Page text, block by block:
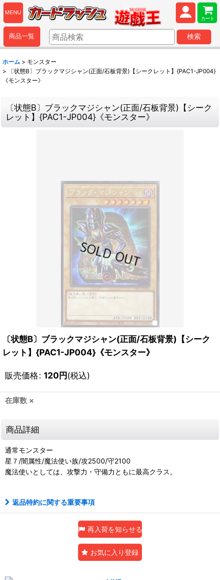
MENU
カート
商品一覧 検索
ホーム > モンスター
>
〔状態B〕ブラックマジシャン(正面/石板背景)【シークレット】{PAC1-JP004}
《モンスター》
〔状態B〕ブラックマジシャン(正面/石板背景)【シーク
レット】{PAC1-JP004}《モンスター》
〔状態B〕ブラックマジシャン(正面/石板背景)【シーク
レット】{PAC1-JP004}《モンスター》
販売価格: 120円(税込)
在庫数 ×
商品詳細
通常モンスター
星７/闇属性/魔法使い族/攻2500/守2100
魔法使いとしては、攻撃力・守備力ともに最高クラス。
返品特約に関する重要事項
再入荷を知らせる
お気に入り登録